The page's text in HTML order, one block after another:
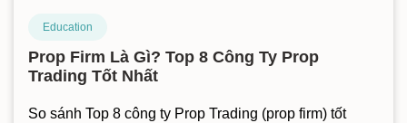
Education
Prop Firm Là Gì? Top 8 Công Ty Prop
Trading Tốt Nhất
So sánh Top 8 công ty Prop Trading (prop firm) tốt